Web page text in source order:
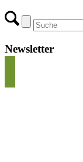
Newsletter